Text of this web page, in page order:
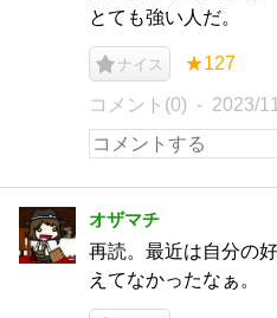
とても強い人だ。
ナイス ★127
コメント(0) 2023/
オザマチ
再読。最近は自分の
えてなかったなぁ。